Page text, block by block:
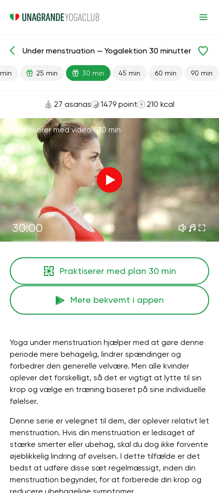
Færdiglavede lektioner Menstruation
Under menstruation — Yogalektion 30 minutter
25 min 30 min 45 min 60 min 90 min
27 asanas 1479 point 210 kcal
Praktiserer med video ·30 min
30:00
Praktiserer med plan 30 min
Mere bekvemt i appen
Yoga under menstruation hjælper med at gøre denne
periode mere behagelig, lindrer spændinger og
forbedrer den generelle velvære. Men alle kvinder
oplever det forskelligt, så det er vigtigt at lytte til sin
krop og vælge en træning baseret på sine individuelle
følelser.
Denne serie er velegnet til dem, der oplever relativt let
menstruation. Hvis din menstruation er ledsaget af
stærke smerter eller ubehag, skal du dog ikke forvente
øjeblikkelig lindring af øvelsen. I dette tilfælde er det
bedst at udføre disse sæt regelmæssigt, inden din
menstruation begynder, for at forberede din krop og